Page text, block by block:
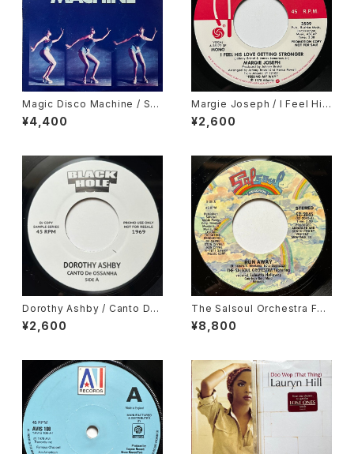
Magic Disco Machine / Scr
atchin'
¥4,400
Margie Joseph / I Feel His
Love Getting Stronger
¥2,600
Dorothy Ashby / Canto De
Ossanha, Cause I Need It
¥2,600
The Salsoul Orchestra Fea
turing Vocalist Loleatta Ho
lloway / Run Away
¥8,800